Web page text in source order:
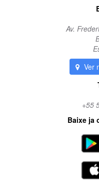
Av.
Ver
+55
Baixe ja